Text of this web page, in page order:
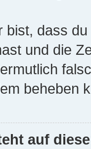
bist, dass
und die
beheben
auf